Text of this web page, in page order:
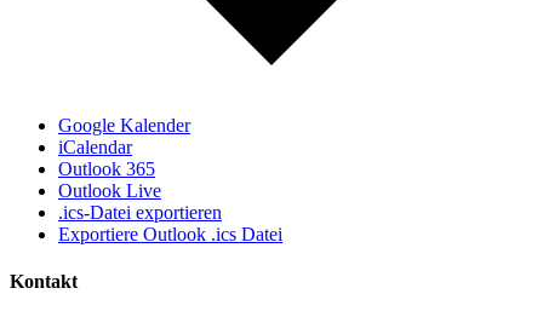
Google Kalender
iCalendar
Outlook 365
Outlook Live
.ics-Datei exportieren
Exportiere Outlook .ics Datei
Kontakt